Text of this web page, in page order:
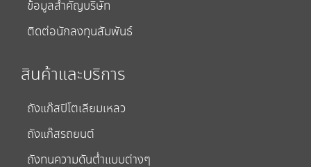
ข้อมูลสำคัญบริษัท
ติดต่อนักลงทุนสัมพันธ์
สินค้าและบริการ
ถังแก๊สปิโตเลียมเหลว
ถังแก๊สรถยนต์
ถังทนความดันต่ำแบบต่างๆ